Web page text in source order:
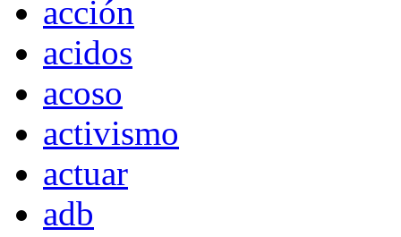
acción
acidos
acoso
activismo
actuar
adb